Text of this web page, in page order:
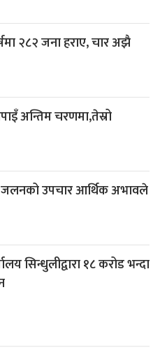
२८२ जना हराए, चार अझै
अन्तिम चरणमा,तेस्रो
उपचार आर्थिक अभावले
सिन्धुलीद्वारा १८ करोड भन्दा